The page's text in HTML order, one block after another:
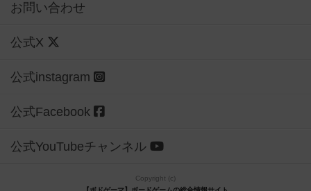
お問い合わせ
公式X
公式instagram
公式Facebook
公式YouTubeチャンネル
Copyright (c)